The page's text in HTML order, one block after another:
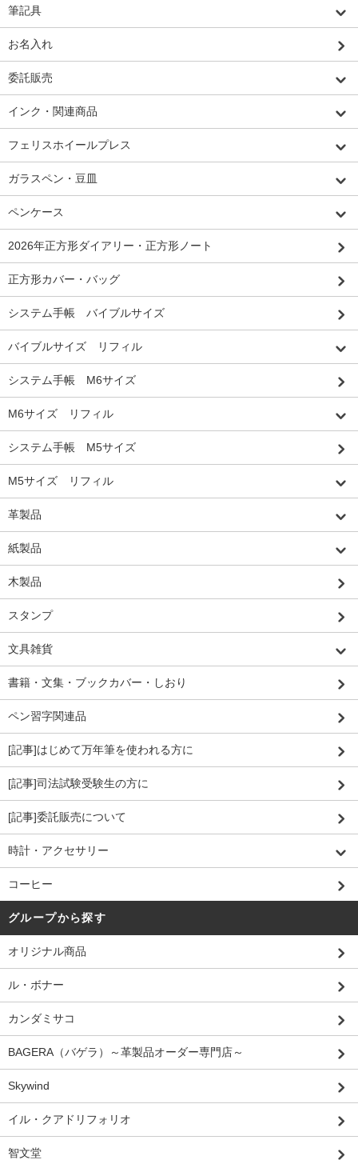
筆記具
お名入れ
委託販売
インク・関連商品
フェリスホイールプレス
ガラスペン・豆皿
ペンケース
2026年正方形ダイアリー・正方形ノート
正方形カバー・バッグ
システム手帳 バイブルサイズ
バイブルサイズ リフィル
システム手帳 M6サイズ
M6サイズ リフィル
システム手帳 M5サイズ
M5サイズ リフィル
革製品
紙製品
木製品
スタンプ
文具雑貨
書籍・文集・ブックカバー・しおり
ペン習字関連品
[記事]はじめて万年筆を使われる方に
[記事]司法試験受験生の方に
[記事]委託販売について
時計・アクセサリー
コーヒー
グループから探す
オリジナル商品
ル・ボナー
カンダミサコ
BAGERA（バゲラ）～革製品オーダー専門店～
Skywind
イル・クアドリフォリオ
智文堂